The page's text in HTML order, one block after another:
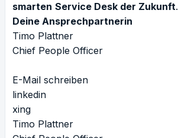
smarten Service Desk der Zukunft.
Deine Ansprechpartnerin
Timo Plattner
Chief People Officer
E-Mail schreiben
linkedin
xing
Timo Plattner